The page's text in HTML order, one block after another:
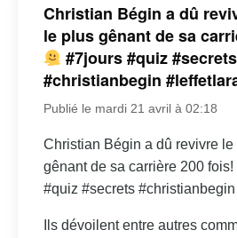
Christian Bégin a dû
le plus gênant de sa
#7jours #quiz #secrets
#christianbegin
Publié le mardi 21 avril à 02:18
Christian Bégin a dû revivre
gênant de sa carrière 200 fois!
#quiz #secrets
Ils dévoilent entre autres